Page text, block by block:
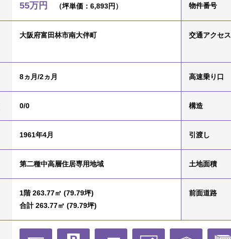
55万円 （坪単価：6,893円） 物件番号
大阪府富田林市南大伴町 交通アクセス
8ヵ月/2ヵ月 高速乗り口
0/0 構造
1961年4月 引渡し
第二種中高層住居専用地域 土地面積
1階 263.77㎡ (79.79坪)
合計 263.77㎡ (79.79坪)
前面道路